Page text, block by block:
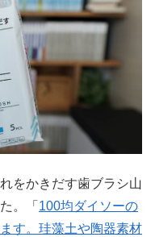
をかきだす歯ブラシ山
。「 100均ダイソーの
す。珪藻土や陶器素材